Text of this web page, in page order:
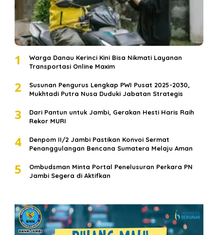
1
Warga Danau Kerinci Kini Bisa Nikmati Layanan
Transportasi Online Maxim
2
Susunan Pengurus Lengkap PWI Pusat 2025-2030,
Mukhtadi Putra Nusa Duduki Jabatan Strategis
3
Dari Pantun untuk Jambi, Gerakan Hesti Haris Raih
Rekor MURI
4
Denpom II/2 Jambi Pastikan Konvoi Sermat
Penanggulangan Bencana Sumatera Melaju Aman
5
Ombudsman Minta Portal Penelusuran Perkara PN
Jambi Segera di Aktifkan